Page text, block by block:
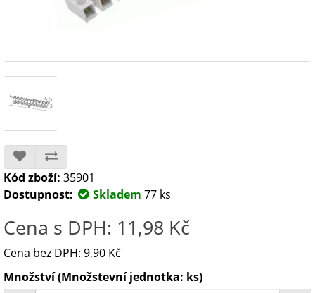
Kód zboží: 35901
Dostupnost:
Skladem 77 ks
Cena s DPH: 11,98 Kč
Cena bez DPH: 9,90 Kč
Množství (Množstevní jednotka: ks)